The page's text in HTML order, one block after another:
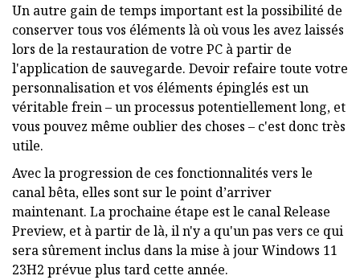
Un autre gain de temps important est la possibilité de
conserver tous vos éléments là où vous les avez laissés
lors de la restauration de votre PC à partir de
l'application de sauvegarde. Devoir refaire toute votre
personnalisation et vos éléments épinglés est un
véritable frein – un processus potentiellement long, et
vous pouvez même oublier des choses – c'est donc très
utile.
Avec la progression de ces fonctionnalités vers le
canal bêta, elles sont sur le point d’arriver
maintenant. La prochaine étape est le canal Release
Preview, et à partir de là, il n'y a qu'un pas vers ce qui
sera sûrement inclus dans la mise à jour Windows 11
23H2 prévue plus tard cette année.